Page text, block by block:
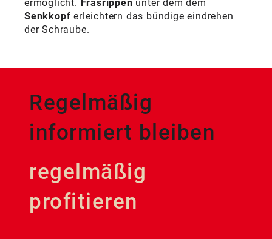
ermöglicht. Fräsrippen unter dem dem
Senkkopf erleichtern das bündige eindrehen
der Schraube.
Regelmäßig
informiert bleiben
regelmäßig
profitieren